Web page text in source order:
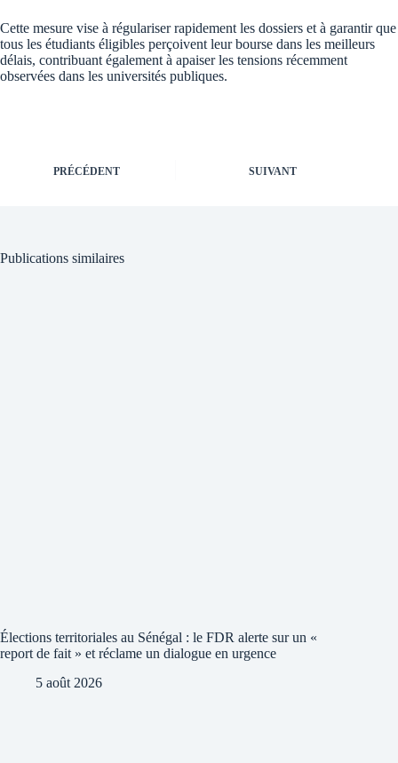
Cette mesure vise à régulariser rapidement les dossiers et à garantir que
tous les étudiants éligibles perçoivent leur bourse dans les meilleurs
délais, contribuant également à apaiser les tensions récemment
observées dans les universités publiques.
PRÉCÉDENT SUIVANT
Publications similaires
Élections territoriales au Sénégal : le FDR alerte sur un «
report de fait » et réclame un dialogue en urgence
5 août 2026